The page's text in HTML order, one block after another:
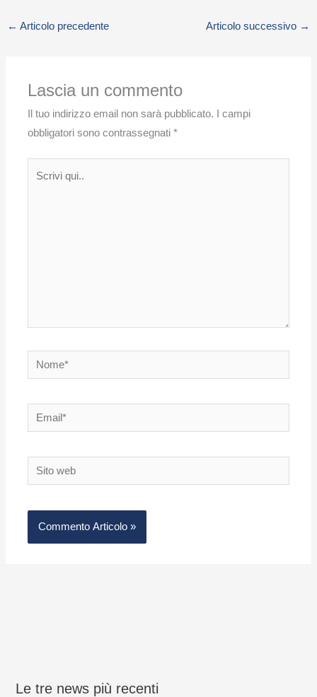
← Articolo precedente Articolo successivo →
Lascia un commento
Il tuo indirizzo email non sarà pubblicato.
I campi
obbligatori sono contrassegnati*
Nome*
Email*
Sito
web
Le tre news più recenti
S